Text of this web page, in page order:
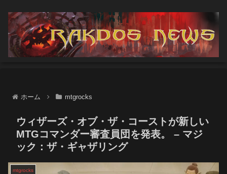
ホーム mtgrocks
ウィザーズ・オブ・ザ・コーストが新しい
MTGコマンダー審査員団を発表。 – マジ
ック：ザ・ギャザリング
mtgrocks